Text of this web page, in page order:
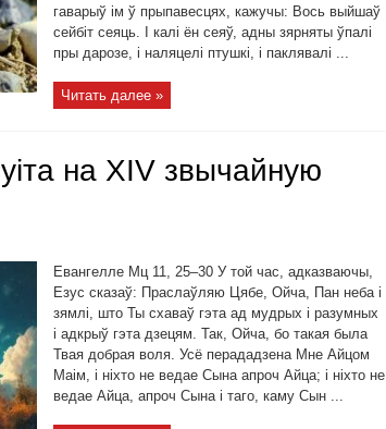
гаварыў ім ў прыпавесцях, кажучы: Вось выйшаў
сейбіт сеяць. І калі ён сеяў, адны зярняты ўпалі
пры дарозе, і наляцелі птушкі, і паклявалі ...
Читать далее »
на ХІV звычайную
Евангелле Мц 11, 25–30 У той час, адказваючы,
Езус сказаў: Праслаўляю Цябе, Ойча, Пан неба і
зямлі, што Ты схаваў гэта ад мудрых і разумных
і адкрыў гэта дзецям. Так, Ойча, бо такая была
Твая добрая воля. Усё перададзена Мне Айцом
Маім, і ніхто не ведае Сына апроч Айца; і ніхто не
ведае Айца, апроч Сына і таго, каму Сын ...